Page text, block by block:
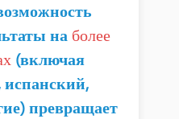
(по
на более
(включая
превращает